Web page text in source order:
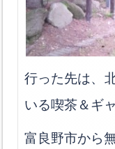
行った先は、
いる喫茶＆ギ
富良野市から